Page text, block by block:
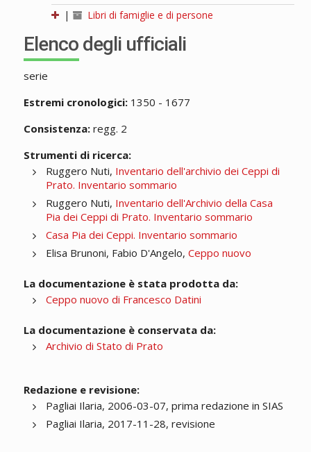
|
Libri di famiglie e di persone
Elenco degli ufficiali
serie
Estremi cronologici:1350 - 1677
Consistenza:regg. 2
Strumenti di ricerca:
Ruggero Nuti, Inventario dell'archivio dei Ceppi di
Prato. Inventario sommario
Ruggero Nuti, Inventario dell'Archivio della Casa
Pia dei Ceppi di Prato. Inventario sommario
Casa Pia dei Ceppi. Inventario sommario
Elisa Brunoni, Fabio D'Angelo, Ceppo nuovo
La documentazione è stata prodotta da:
Ceppo nuovo di Francesco Datini
La documentazione è conservata da:
Archivio di Stato di Prato
Redazione e revisione:
Pagliai Ilaria, 2006-03-07, prima redazione in SIAS
Pagliai Ilaria, 2017-11-28, revisione